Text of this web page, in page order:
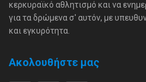
κερκυραϊκό αθλητισμό και να
για τα δρώμενα σ' αυτόν, με
και εγκυρότητα.
Ακολουθήστε μας